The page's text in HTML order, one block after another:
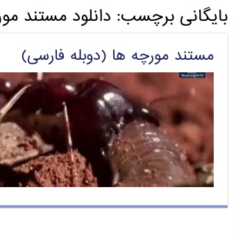
بایگانی برچسب: دانلود مستند
مستند مورچه ها (دوبله فارسی)